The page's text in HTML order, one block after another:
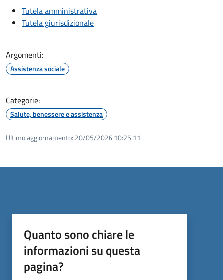
Tutela amministrativa
Tutela giurisdizionale
Argomenti:
Assistenza sociale
Categorie:
Salute, benessere e assistenza
Ultimo aggiornamento: 20/05/2026 10:25.11
Quanto sono chiare le
informazioni su questa
pagina?